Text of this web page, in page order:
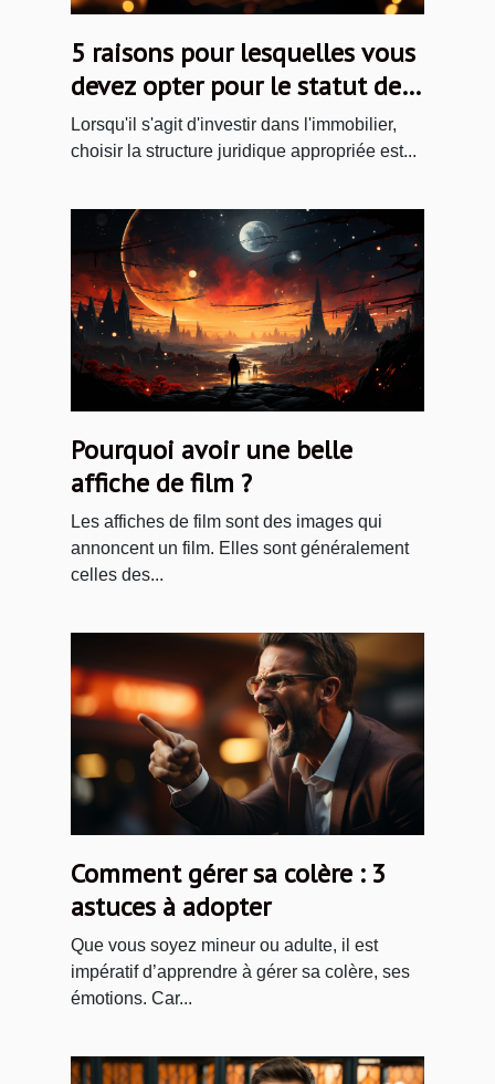
5 raisons pour lesquelles vous
devez opter pour le statut de
Société Civile immobilière
(SCI)
Lorsqu'il s'agit d'investir dans l'immobilier,
choisir la structure juridique appropriée est...
Pourquoi avoir une belle
affiche de film ?
Les affiches de film sont des images qui
annoncent un film. Elles sont généralement
celles des...
Comment gérer sa colère : 3
astuces à adopter
Que vous soyez mineur ou adulte, il est
impératif d’apprendre à gérer sa colère, ses
émotions. Car...